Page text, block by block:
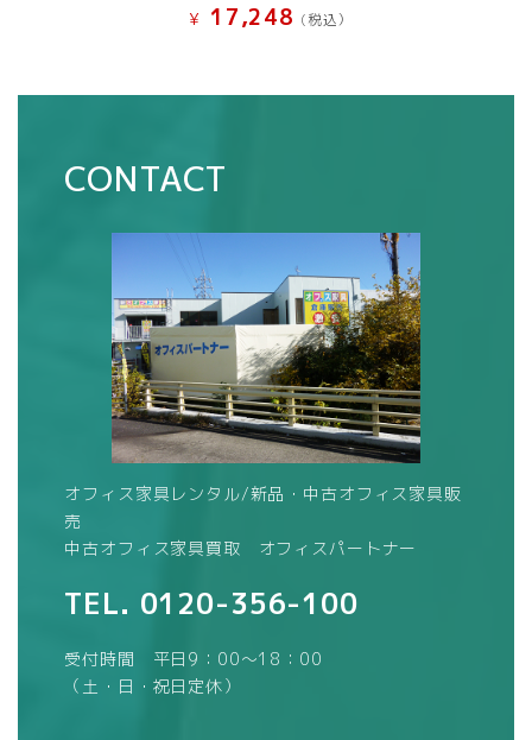
¥ 17,248 (税込）
CONTACT
オフィス家具レンタル/新品・中古オフィス家具販
売
中古オフィス家具買取 オフィスパートナー
TEL. 0120-356-100
受付時間 平日9：00～18：00
（土・日・祝日定休）